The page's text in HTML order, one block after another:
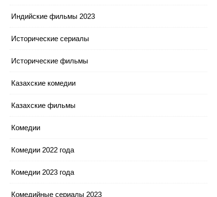
Индийские фильмы 2023
Исторические сериалы
Исторические фильмы
Казахские комедии
Казахские фильмы
Комедии
Комедии 2022 года
Комедии 2023 года
Комедийные сериалы 2023